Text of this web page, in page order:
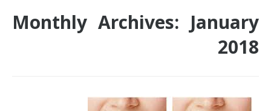
Monthly Archives: January
2018